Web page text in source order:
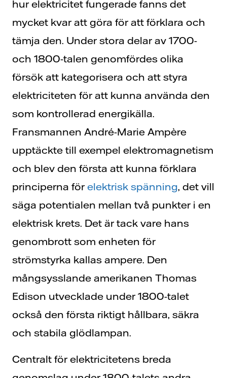
hur elektricitet fungerade fanns det
mycket kvar att göra för att förklara och
tämja den. Under stora delar av 1700-
och 1800-talen genomfördes olika
försök att kategorisera och att styra
elektriciteten för att kunna använda den
som kontrollerad energikälla.
Fransmannen André-Marie Ampère
upptäckte till exempel elektromagnetism
och blev den första att kunna förklara
principerna för elektrisk spänning, det vill
säga potentialen mellan två punkter i en
elektrisk krets. Det är tack vare hans
genombrott som enheten för
strömstyrka kallas ampere. Den
mångsysslande amerikanen Thomas
Edison utvecklade under 1800-talet
också den första riktigt hållbara, säkra
och stabila glödlampan.
Centralt för elektricitetens breda